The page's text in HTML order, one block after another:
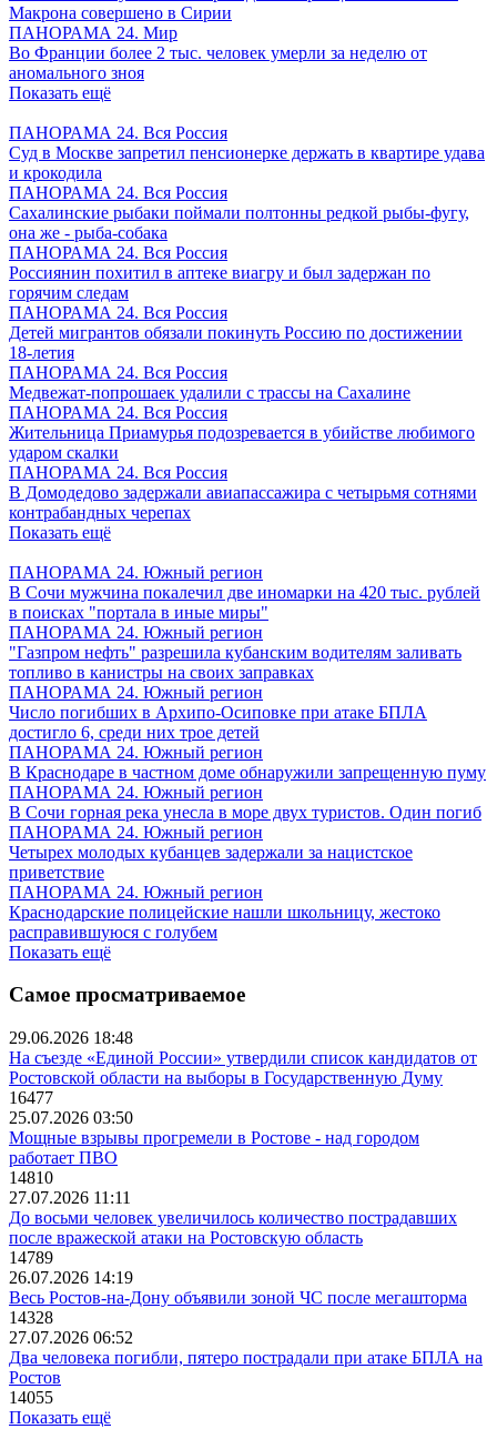
Макрона совершено в Сирии
ПАНОРАМА 24. Мир
Во Франции более 2 тыс. человек умерли за неделю от
аномального зноя
Показать ещё
ПАНОРАМА 24. Вся Россия
Суд в Москве запретил пенсионерке держать в квартире удава
и крокодила
ПАНОРАМА 24. Вся Россия
Сахалинские рыбаки поймали полтонны редкой рыбы-фугу,
она же - рыба-собака
ПАНОРАМА 24. Вся Россия
Россиянин похитил в аптеке виагру и был задержан по
горячим следам
ПАНОРАМА 24. Вся Россия
Детей мигрантов обязали покинуть Россию по достижении
18-летия
ПАНОРАМА 24. Вся Россия
Медвежат-попрошаек удалили с трассы на Сахалине
ПАНОРАМА 24. Вся Россия
Жительница Приамурья подозревается в убийстве любимого
ударом скалки
ПАНОРАМА 24. Вся Россия
В Домодедово задержали авиапассажира с четырьмя сотнями
контрабандных черепах
Показать ещё
ПАНОРАМА 24. Южный регион
В Сочи мужчина покалечил две иномарки на 420 тыс. рублей
в поисках "портала в иные миры"
ПАНОРАМА 24. Южный регион
"Газпром нефть" разрешила кубанским водителям заливать
топливо в канистры на своих заправках
ПАНОРАМА 24. Южный регион
Число погибших в Архипо-Осиповке при атаке БПЛА
достигло 6, среди них трое детей
ПАНОРАМА 24. Южный регион
В Краснодаре в частном доме обнаружили запрещенную пуму
ПАНОРАМА 24. Южный регион
В Сочи горная река унесла в море двух туристов. Один погиб
ПАНОРАМА 24. Южный регион
Четырех молодых кубанцев задержали за нацистское
приветствие
ПАНОРАМА 24. Южный регион
Краснодарские полицейские нашли школьницу, жестоко
расправившуюся с голубем
Показать ещё
Самое просматриваемое
29.06.2026 18:48
На съезде «Единой России» утвердили список кандидатов от
Ростовской области на выборы в Государственную Думу
16477
25.07.2026 03:50
Мощные взрывы прогремели в Ростове - над городом
работает ПВО
14810
27.07.2026 11:11
До восьми человек увеличилось количество пострадавших
после вражеской атаки на Ростовскую область
14789
26.07.2026 14:19
Весь Ростов-на-Дону объявили зоной ЧС после мегашторма
14328
27.07.2026 06:52
Два человека погибли, пятеро пострадали при атаке БПЛА на
Ростов
14055
Показать ещё